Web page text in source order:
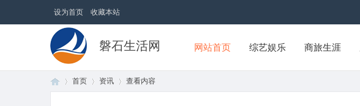
设为首页 收藏本站
磐石生活网 网站首页 综艺娱乐 商旅生涯
首页 资讯 查看内容